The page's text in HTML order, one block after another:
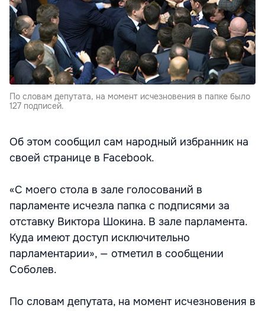
По словам депутата, на момент исчезновения в папке было
127 подписей.
Об этом сообщил сам народный избранник на
своей странице в Facebook.
«С моего стола в зале голосований в
парламенте исчезла папка с подписями за
отставку Виктора Шокина. В зале парламента.
Куда имеют доступ исключительно
парламентарии», — отметил в сообщении
Соболев.
По словам депутата, на момент исчезновения в